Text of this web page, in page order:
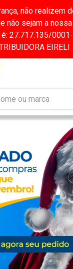
não realizem
não sejam a
27.717.135/
EIRELI